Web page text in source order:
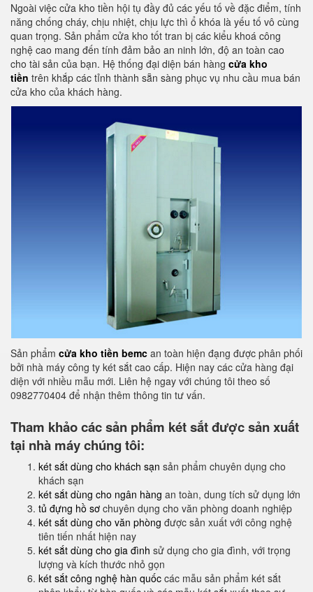
Ngoài việc cửa kho tiền hội tụ đầy đủ các yếu tố về đặc điểm, tính
năng chống cháy, chịu nhiệt, chịu lực thì ổ khóa là yếu tố vô cùng
quan trọng. Sản phẩm cửa kho tốt tran bị các kiểu khoá công
nghệ cao mang đến tính đảm bảo an ninh lớn, độ an toàn cao
cho tài sản của bạn. Hệ thống đại diện bán hàng cửa kho
tiền trên khắp các tỉnh thành sẵn sàng phục vụ nhu cầu mua bán
cửa kho của khách hàng.
Sản phẩm cửa kho tiền bemc an toàn hiện đạng được phân phối
bởi nhà máy công ty két sắt cao cấp. Hiện nay các cửa hàng đại
diện với nhiều mẫu mới. Liên hệ ngay với chúng tôi theo số
0982770404 để nhận thêm thông tin tư vấn.
Tham khảo các sản phẩm két sắt được sản xuất
tại nhà máy chúng tôi:
két sắt dùng cho khách sạn sản phẩm chuyên dụng cho
khách sạn
két sắt dùng cho ngân hàng an toàn, dung tích sử dụng lớn
tủ đựng hồ sơ chuyên dụng cho văn phòng doanh nghiệp
két sắt dùng cho văn phòng được sản xuất với công nghệ
tiên tiến nhất hiện nay
két sắt dùng cho gia đình sử dụng cho gia đình, với trọng
lượng và kích thước nhỏ gọn
két sắt công nghệ hàn quốc các mẫu sản phẩm két sắt